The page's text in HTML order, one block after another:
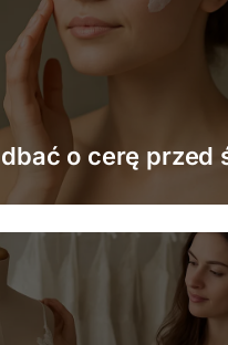
o cerę przed